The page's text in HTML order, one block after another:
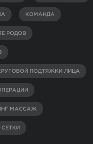
КОМАНДА
РОДОВ
ПОДТЯЖКИ ЛИЦА
МАССАЖ